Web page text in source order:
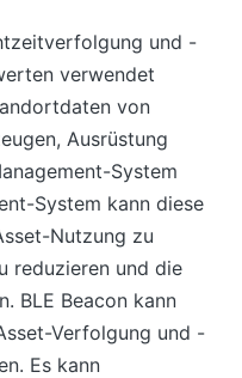
und -
verwendet
von
Ausrüstung
System
System kann diese
Nutzung zu
reduzieren und die
BLE Beacon kann
Verfolgung und -
Es kann